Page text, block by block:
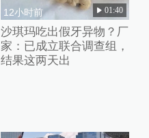
12小时前 01:40
沙琪玛吃出假牙异物？厂
家：已成立联合调查组，
结果这两天出